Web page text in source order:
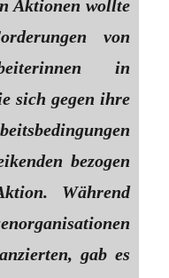
Aktionen wollte
von
in
sich gegen ihre
bezogen
Während
gab es